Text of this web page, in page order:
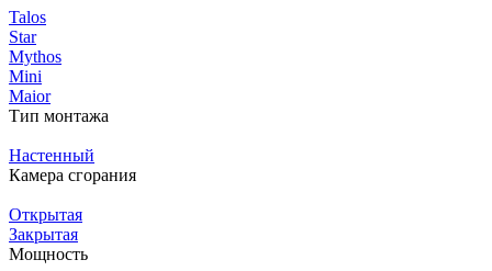
Talos
Star
Mythos
Mini
Maior
Тип монтажа
Настенный
Камера сгорания
Открытая
Закрытая
Мощность